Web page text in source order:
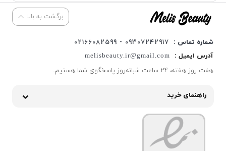
برگشت به بالا
شماره تماس :
09307242917 - 02166082599
آدرس ایمیل :
melisbeauty.ir@gmail.com
هفت روز هفته، ۲۴ ساعت شبانه‌روز پاسخگوی شما هستیم.
راهنمای خرید